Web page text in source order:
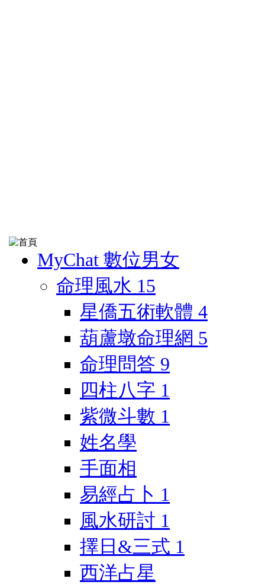
MyChat 數位男女
命理風水 15
星僑五術軟體 4
葫蘆墩命理網 5
命理問答 9
四柱八字 1
紫微斗數 1
姓名學
手面相
易經占卜 1
風水研討 1
擇日&三式 1
西洋占星